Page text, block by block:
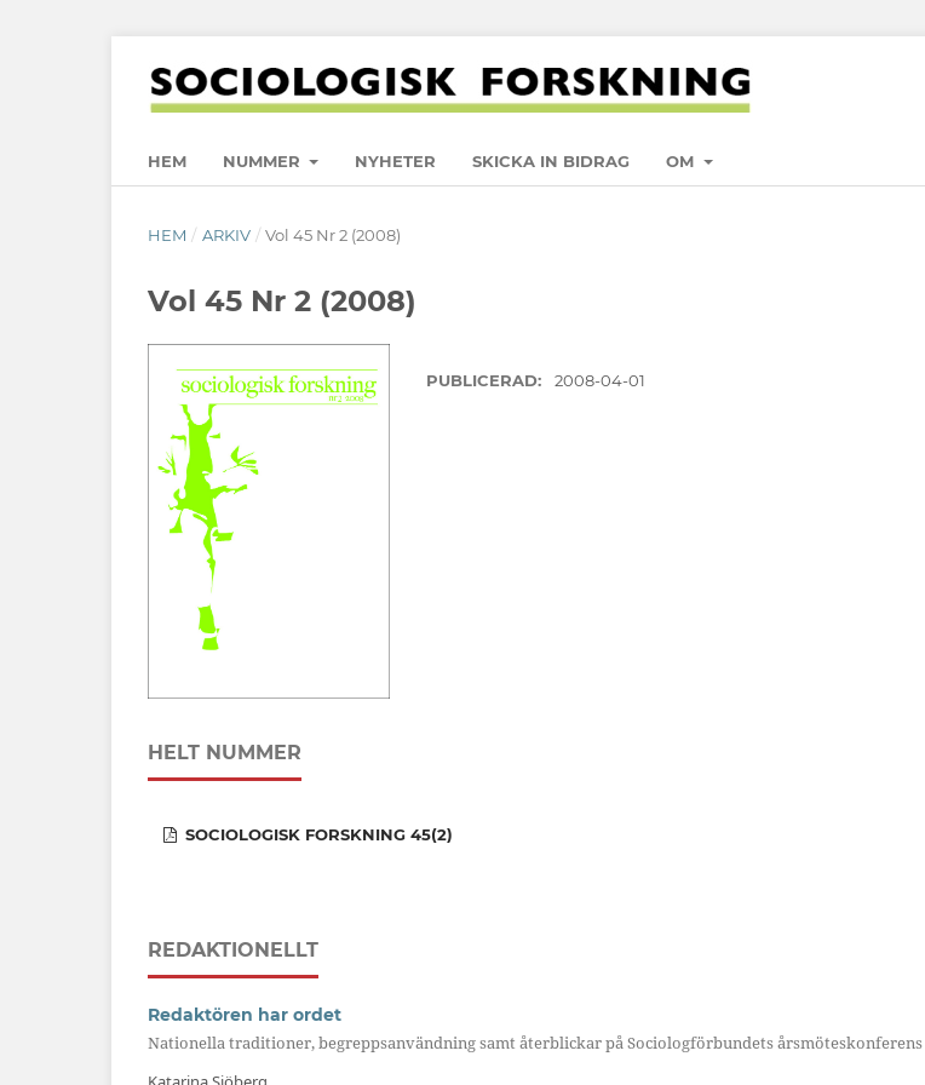
HEM NUMMER NYHETER SKICKA IN BIDRAG OM
HEM / ARKIV / Vol 45 Nr 2 (2008)
Vol 45 Nr 2 (2008)
PUBLICERAD: 2008-04-01
HELT NUMMER
SOCIOLOGISK FORSKNING 45(2)
REDAKTIONELLT
Redaktören har ordet
Nationella traditioner, begreppsanvändning samt återblickar på Sociologförbundets årsmöteskonferens